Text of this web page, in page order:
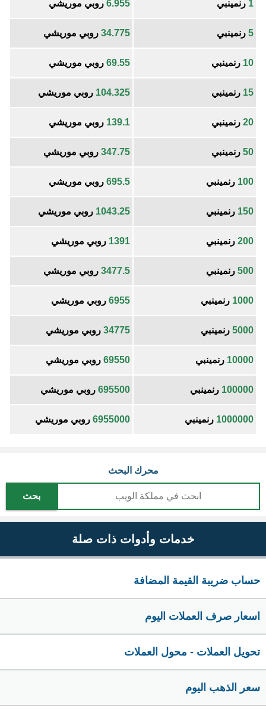
1 رنمينبي 6.955 روبي موريشي
5 رنمينبي 34.775 روبي موريشي
10 رنمينبي 69.55 روبي موريشي
15 رنمينبي 104.325 روبي موريشي
20 رنمينبي 139.1 روبي موريشي
50 رنمينبي 347.75 روبي موريشي
100 رنمينبي 695.5 روبي موريشي
150 رنمينبي 1043.25 روبي موريشي
200 رنمينبي 1391 روبي موريشي
500 رنمينبي 3477.5 روبي موريشي
1000 رنمينبي 6955 روبي موريشي
5000 رنمينبي 34775 روبي موريشي
10000 رنمينبي 69550 روبي موريشي
100000 رنمينبي 695500 روبي موريشي
1000000 رنمينبي 6955000 روبي موريشي
محرك البحث
بحث
خدمات وأدوات ذات صلة
حساب ضريبة القيمة المضافة
اسعار صرف العملات اليوم
تحويل العملات - محول العملات
سعر الذهب اليوم